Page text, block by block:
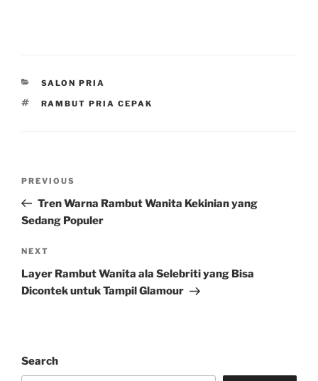
CATEGORIES
SALON PRIA
TAGS
RAMBUT PRIA CEPAK
Previous
Post
PREVIOUS
Tren Warna Rambut Wanita Kekinian yang
Sedang Populer
Next
Post
NEXT
Layer Rambut Wanita ala Selebriti yang Bisa
Dicontek untuk Tampil Glamour
Search